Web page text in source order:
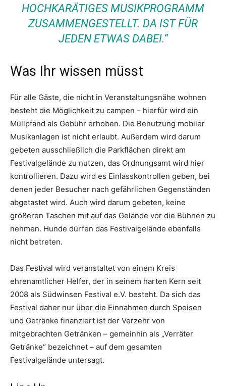
HOCHKARÄTIGES MUSIKPROGRAMM
ZUSAMMENGESTELLT. DA IST FÜR
JEDEN ETWAS DABEI.“
Was Ihr wissen müsst
Für alle Gäste, die nicht in Veranstaltungsnähe wohnen
besteht die Möglichkeit zu campen – hierfür wird ein
Müllpfand als Gebühr erhoben. Die Benutzung mobiler
Musikanlagen ist nicht erlaubt. Außerdem wird darum
gebeten ausschließlich die Parkflächen direkt am
Festivalgelände zu nutzen, das Ordnungsamt wird hier
kontrollieren. Dazu wird es Einlasskontrollen geben, bei
denen jeder Besucher nach gefährlichen Gegenständen
abgetastet wird. Auch wird darum gebeten, keine
größeren Taschen mit auf das Gelände vor die Bühnen zu
nehmen. Hunde dürfen das Festivalgelände ebenfalls
nicht betreten.
Das Festival wird veranstaltet von einem Kreis
ehrenamtlicher Helfer, der in seinem harten Kern seit
2008 als Südwinsen Festival e.V. besteht. Da sich das
Festival daher nur über die Einnahmen durch Speisen
und Getränke finanziert ist der Verzehr von
mitgebrachten Getränken – gemeinhin als „Verräter
Getränke“ bezeichnet – auf dem gesamten
Festivalgelände untersagt.